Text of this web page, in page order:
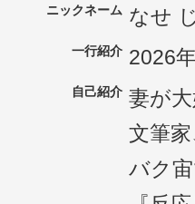
ニックネーム なせ
一行紹介 2026
自己紹介 妻が大
文筆
バク